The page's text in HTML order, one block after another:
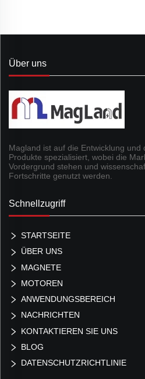
Über uns
Magland ist auf die Entwicklung und
Produkte spezialisiert, wobei die
Vordergrund stehen und
Fortschritte genutzt werden.
Schnellzugriff
STARTSEITE
ÜBER UNS
MAGNETE
MOTOREN
ANWENDUNGSBEREICH
NACHRICHTEN
KONTAKTIEREN SIE UNS
BLOG
DATENSCHUTZRICHTLINIE